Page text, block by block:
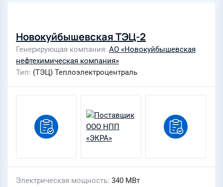
Новокуйбышевская ТЭЦ-2
Генерирующая компания АО «Новокуйбышевская
нефтехимическая компания»
Тип (ТЭЦ) Теплоэлектроцентраль
Электрическая мощность 340 МВт